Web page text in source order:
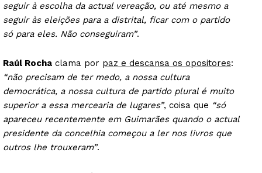
seguir à escolha da actual vereação, ou até mesmo a
seguir às eleições para a distrital, ficar com o partido
só para eles. Não conseguiram”.
Raúl Rocha clama por paz e descansa os opositores:
“não precisam de ter medo, a nossa cultura
democrática, a nossa cultura de partido plural é muito
superior a essa mercearia de lugares”, coisa que “só
apareceu recentemente em Guimarães quando o actual
presidente da concelhia começou a ler nos livros que
outros lhe trouxeram”.